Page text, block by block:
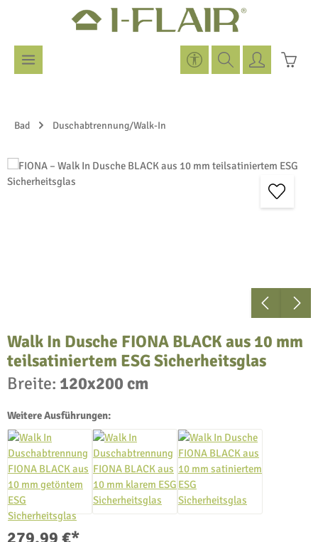
Zum Hauptinhalt springen
Werkzeugleiste anzeigen
Bad Duschabtrennung/Walk-In
Bildergalerie überspringen
Walk In Dusche FIONA BLACK aus 10 mm
teilsatiniertem ESG Sicherheitsglas
Breite: 120x200 cm
Weitere Ausführungen: